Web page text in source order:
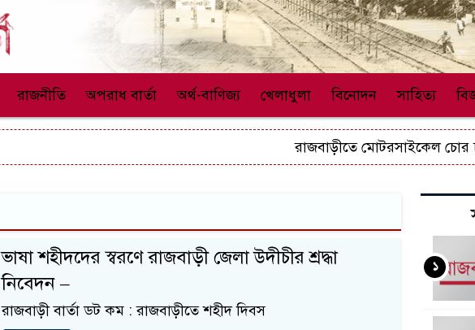
রাজনীতি অপরাধ বার্তা অর্থ-বাণিজ্য খেলাধুলা বিনোদন সাহিত্য
রাজবাড়ীতে মোটরসাইকেল চোর
ভাষা শহীদদের স্বরণে রাজবাড়ী জেলা উদীচীর শ্রদ্ধা
নিবেদন –
রাজবাড়ী বার্তা ডট কম : রাজবাড়ীতে শহীদ দিবস
১